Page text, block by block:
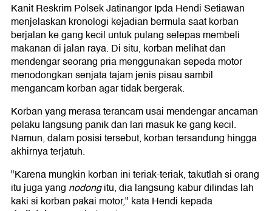
Kanit Reskrim Polsek Jatinangor Ipda Hendi Setiawan
menjelaskan kronologi kejadian bermula saat korban
berjalan ke gang kecil untuk pulang selepas membeli
makanan di jalan raya. Di situ, korban melihat dan
mendengar seorang pria menggunakan sepeda motor
menodongkan senjata tajam jenis pisau sambil
mengancam korban agar tidak bergerak.
Korban yang merasa terancam usai mendengar ancaman
pelaku langsung panik dan lari masuk ke gang kecil.
Namun, dalam posisi tersebut, korban tersandung hingga
akhirnya terjatuh.
"Karena mungkin korban ini teriak-teriak, takutlah si orang
itu juga yang nodongitu, dia langsung kabur dilindas lah
kaki si korban pakai motor," kata Hendi kepada